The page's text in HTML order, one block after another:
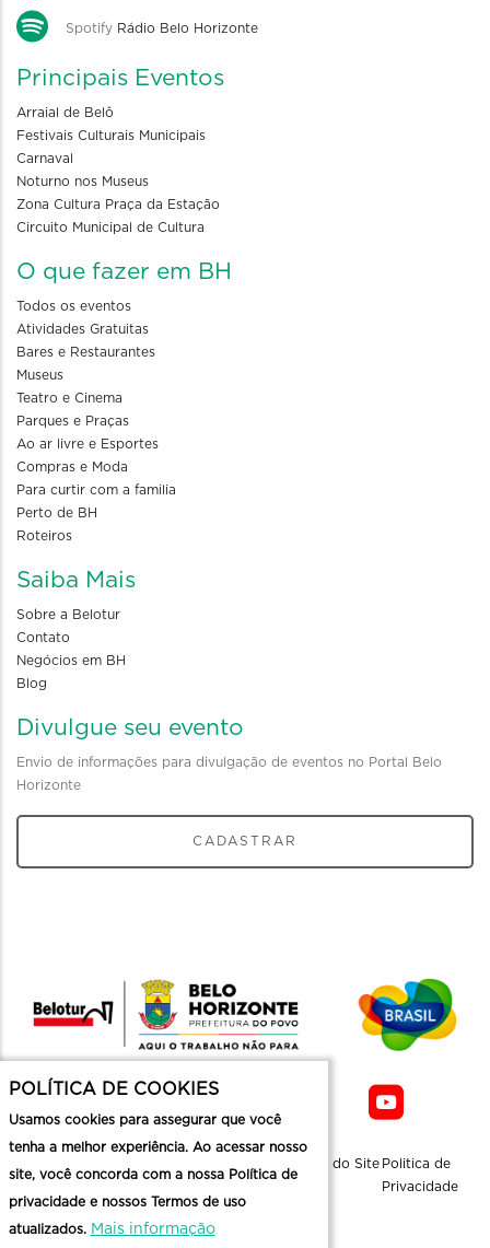
Spotify Rádio Belo Horizonte
Principais Eventos
Arraial de Belô
Festivais Culturais Municipais
Carnaval
Noturno nos Museus
Zona Cultura Praça da Estação
Circuito Municipal de Cultura
O que fazer em BH
Todos os eventos
Atividades Gratuitas
Bares e Restaurantes
Museus
Teatro e Cinema
Parques e Praças
Ao ar livre e Esportes
Compras e Moda
Para curtir com a familia
Perto de BH
Roteiros
Saiba Mais
Sobre a Belotur
Contato
Negócios em BH
Blog
Divulgue seu evento
Envio de informações para divulgação de eventos no Portal Belo
Horizonte
CADASTRAR
Mapa do Site Politica de
Privacidade
POLÍTICA DE COOKIES
Usamos cookies para assegurar que você
tenha a melhor experiência. Ao acessar nosso
site, você concorda com a nossa Política de
privacidade e nossos Termos de uso
atualizados. Mais informação